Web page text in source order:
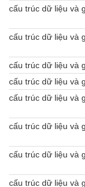
cấu trúc dữ liệu và
cấu trúc dữ liệu và
cấu trúc dữ liệu và
cấu trúc dữ liệu và
cấu trúc dữ liệu và
cấu trúc dữ liệu và
cấu trúc dữ liệu và
cấu trúc dữ liệu và